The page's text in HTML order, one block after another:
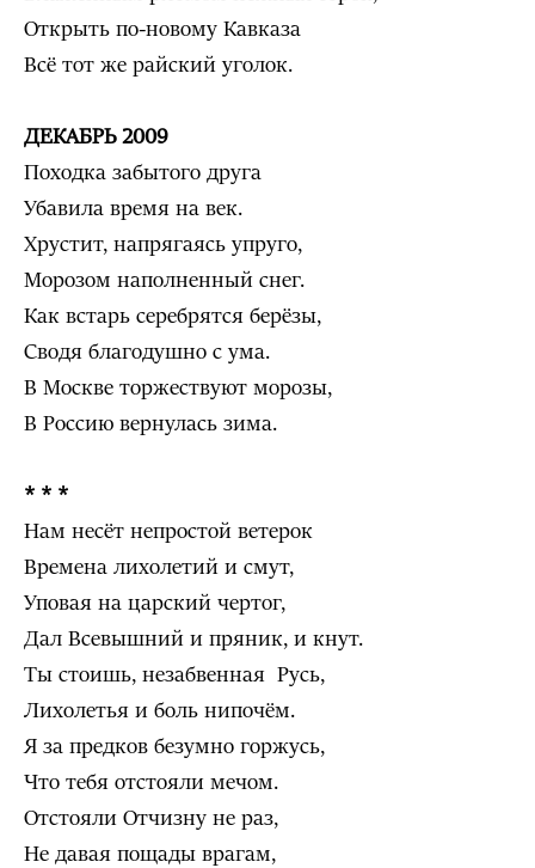
Открыть по-новому Кавказа
Всё тот же райский уголок.
ДЕКАБРЬ 2009
Походка забытого друга
Убавила время на век.
Хрустит, напрягаясь упруго,
Морозом наполненный снег.
Как встарь серебрятся берёзы,
Сводя благодушно с ума.
В Москве торжествуют морозы,
В Россию вернулась зима.
* * *
Нам несёт непростой ветерок
Времена лихолетий и смут,
Уповая на царский чертог,
Дал Всевышний и пряник, и кнут.
Ты стоишь, незабвенная Русь,
Лихолетья и боль нипочём.
Я за предков безумно горжусь,
Что тебя отстояли мечом.
Отстояли Отчизну не раз,
Не давая пощады врагам,